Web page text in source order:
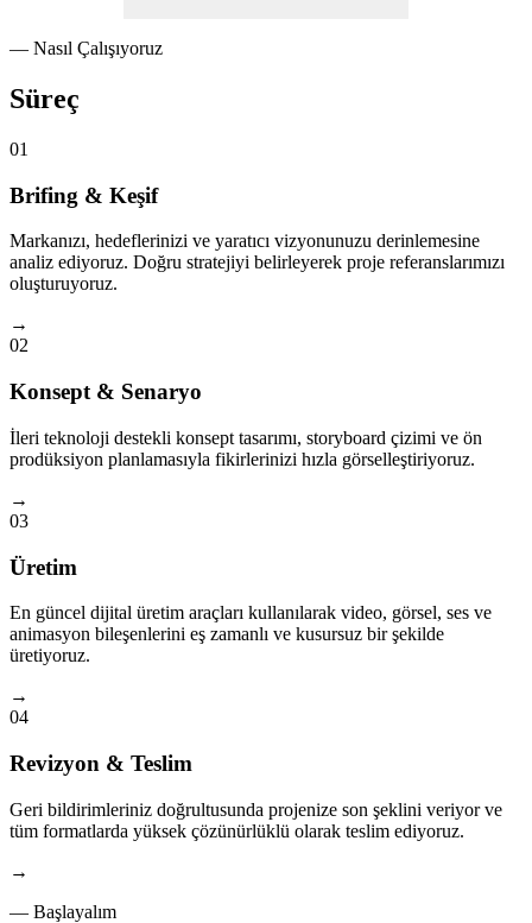
— Nasıl Çalışıyoruz
Süreç
01
Brifing & Keşif
Markanızı, hedeflerinizi ve yaratıcı vizyonunuzu derinlemesine
analiz ediyoruz. Doğru stratejiyi belirleyerek proje referanslarımızı
oluşturuyoruz.
→
02
Konsept & Senaryo
İleri teknoloji destekli konsept tasarımı, storyboard çizimi ve ön
prodüksiyon planlamasıyla fikirlerinizi hızla görselleştiriyoruz.
→
03
Üretim
En güncel dijital üretim araçları kullanılarak video, görsel, ses ve
animasyon bileşenlerini eş zamanlı ve kusursuz bir şekilde
üretiyoruz.
→
04
Revizyon & Teslim
Geri bildirimleriniz doğrultusunda projenize son şeklini veriyor ve
tüm formatlarda yüksek çözünürlüklü olarak teslim ediyoruz.
→
— Başlayalım